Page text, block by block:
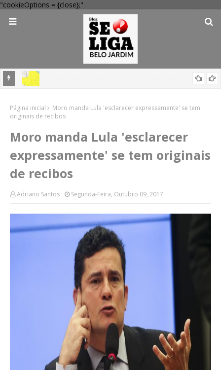
"cookieOptions = {close};"
alerta amarelo de vendaval
Página inicial
Moro manda Lula 'esclarecer expressamente' se tem
originais de recibos
Moro manda Lula 'esclarecer
expressamente' se tem originais
de recibos
Adriano Santos Segunda-Feira, Outubro 09, 2017